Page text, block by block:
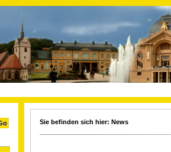
Sie befinden sich hier: News